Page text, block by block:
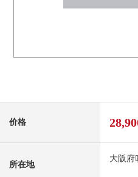
价格
所在地
大阪府